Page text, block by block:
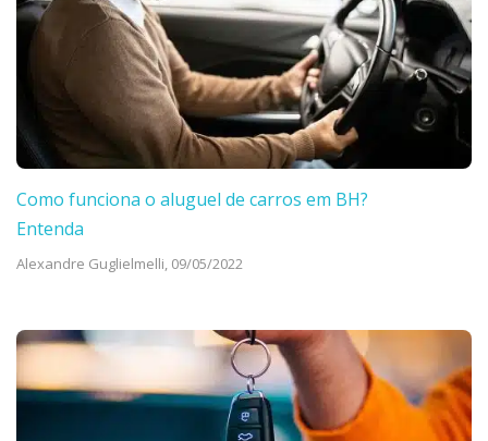
Como funciona o aluguel de carros em BH?
Entenda
Alexandre Guglielmelli, 09/05/2022